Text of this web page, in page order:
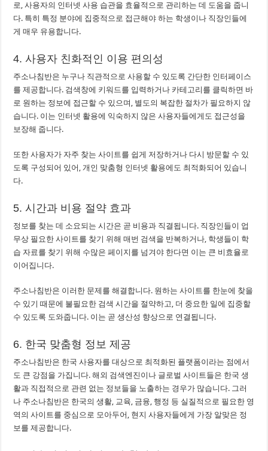
로, 사용자의 인터넷 사용 습관을 효율적으로 관리하는 데 도움을 줍니
다. 특히 특정 분야에 집중적으로 접근해야 하는 학생이나 직장인들에
게 매우 유용합니다.
4. 사용자 친화적인 이용 편의성
주소나침반은 누구나 직관적으로 사용할 수 있도록 간단한 인터페이스
를 제공합니다. 검색창에 키워드를 입력하거나 카테고리를 클릭하면 바
로 원하는 정보에 접근할 수 있으며, 별도의 복잡한 절차가 필요하지 않
습니다. 이는 인터넷 활용에 익숙하지 않은 사용자들에게도 접근성을
보장해 줍니다.
또한 사용자가 자주 찾는 사이트를 쉽게 저장하거나 다시 방문할 수 있
도록 구성되어 있어, 개인 맞춤형 인터넷 활용에도 최적화되어 있습니
다.
5. 시간과 비용 절약 효과
정보를 찾는 데 소요되는 시간은 곧 비용과 직결됩니다. 직장인들이 업
무상 필요한 사이트를 찾기 위해 매번 검색을 반복하거나, 학생들이 학
습 자료를 찾기 위해 수많은 페이지를 넘겨야 한다면 이는 큰 비효율로
이어집니다.
주소나침반은 이러한 문제를 해결합니다. 원하는 사이트를 한눈에 찾을
수 있기 때문에 불필요한 검색 시간을 절약하고, 더 중요한 일에 집중할
수 있도록 도와줍니다. 이는 곧 생산성 향상으로 연결됩니다.
6. 한국 맞춤형 정보 제공
주소나침반은 한국 사용자를 대상으로 최적화된 플랫폼이라는 점에서
도 큰 강점을 가집니다. 해외 검색엔진이나 글로벌 사이트들은 한국 생
활과 직접적으로 관련 없는 정보들을 노출하는 경우가 많습니다. 그러
나 주소나침반은 한국의 생활, 교육, 금융, 행정 등 실질적으로 필요한 영
역의 사이트를 중심으로 모아두어, 현지 사용자들에게 가장 알맞은 정
보를 제공합니다.